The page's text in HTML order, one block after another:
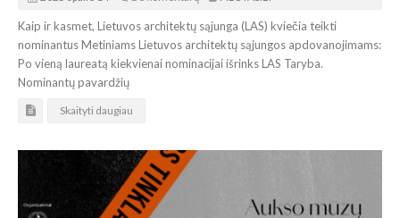
Kaip ir kasmet, Lietuvos architektų sąjunga (LAS) kviečia teikti
nominantus Metiniams Lietuvos architektų sąjungos apdovanojimams:
Po vieną laureatą kiekvienai nominacijai išrinks LAS Taryba.
Nominantų pavardžių
Skaityti daugiau